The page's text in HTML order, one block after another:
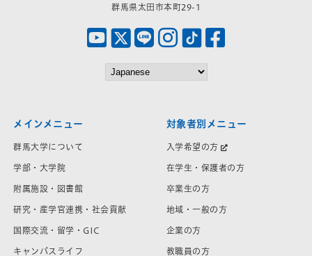
群馬県太田市本町29-1
メインメニュー
群馬大学について
学部・大学院
附属施設・図書館
研究・産学官連携・社会貢献
国際交流・留学・GIC
キャンパスライフ
対象者別メニュー
入学希望の方
在学生・保護者の方
卒業生の方
地域・一般の方
企業の方
教職員の方